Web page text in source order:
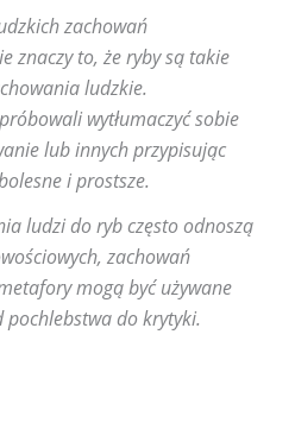
zachowań
znaczy to, że ryby są takie
ludzkie.
wytłumaczyć sobie
lub innych przypisując
i prostsze.
ludzi do ryb często odnoszą
zachowań
mogą być używane
do krytyki.